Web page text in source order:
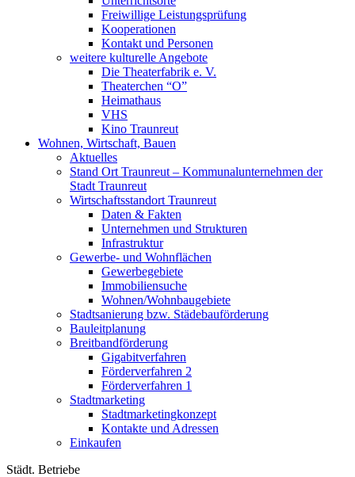
Freiwillige Leistungsprüfung
Kooperationen
Kontakt und Personen
weitere kulturelle Angebote
Die Theaterfabrik e. V.
Theaterchen “O”
Heimathaus
VHS
Kino Traunreut
Wohnen, Wirtschaft, Bauen
Aktuelles
Stand Ort Traunreut – Kommunalunternehmen der
Stadt Traunreut
Wirtschaftsstandort Traunreut
Daten & Fakten
Unternehmen und Strukturen
Infrastruktur
Gewerbe- und Wohnflächen
Gewerbegebiete
Immobiliensuche
Wohnen/Wohnbaugebiete
Stadtsanierung bzw. Städebauförderung
Bauleitplanung
Breitbandförderung
Gigabitverfahren
Förderverfahren 2
Förderverfahren 1
Stadtmarketing
Stadtmarketingkonzept
Kontakte und Adressen
Einkaufen
Städt. Betriebe